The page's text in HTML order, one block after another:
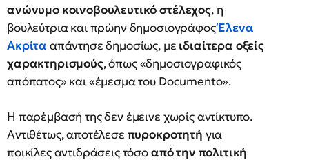
ανώνυμο κοινοβουλευτικό στέλεχος, η
βουλεύτρια και πρώην δημοσιογράφοςΈλενα
Ακρίτα απάντησε δημοσίως, με ιδιαίτερα οξείς
χαρακτηρισμούς, όπως «δημοσιογραφικός
απόπατος» και «έμεσμα του Documento».
Η παρέμβασή της δεν έμεινε χωρίς αντίκτυπο.
Αντιθέτως, αποτέλεσε πυροκροτητή για
ποικίλες αντιδράσεις τόσοαπό την πολιτική